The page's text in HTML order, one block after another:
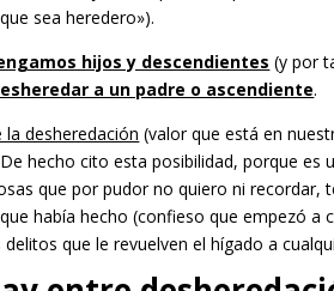
sea heredero»).
hijos y descendientes (y por
a un padre o ascendiente.
desheredación (valor que está en
hecho cito esta posibilidad, porque es
que por pudor no quiero ni recordar,
había hecho (confieso que empezó a
que le revuelven el hígado a